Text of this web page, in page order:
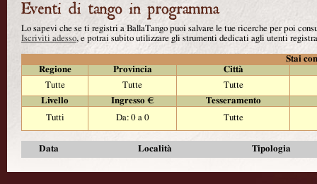
Lo sapevi che se ti registri a BallaTango puoi salvare le tue ricerche per poi
Iscriviti adesso, e potrai subito utilizzare gli strumenti dedicati agli utenti
Stai
Regione
Provincia
Città
Tutte
Tutte
Tutte
Livello
Ingresso €
Tesseramento
Tutti
Da: 0 a 0 Tutte
Data Località Tipologia